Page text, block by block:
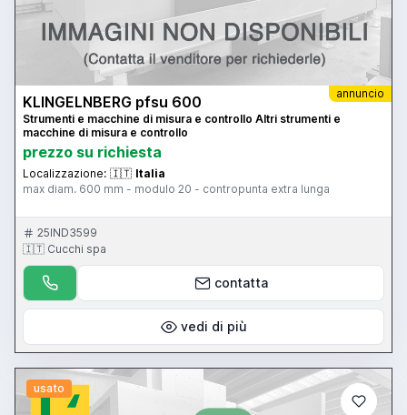
annuncio
KLINGELNBERG pfsu 600
Strumenti e macchine di misura e controllo Altri strumenti e
macchine di misura e controllo
prezzo su richiesta
Localizzazione: 🇮🇹 Italia
max diam. 600 mm - modulo 20 - contropunta extra lunga
25IND3599
🇮🇹 Cucchi spa
contatta
vedi di più
usato